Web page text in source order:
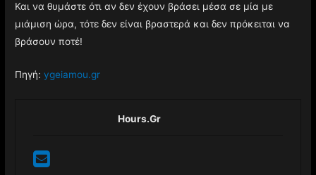
Και να θυμάστε ότι αν δεν έχουν βράσει μέσα σε μία με
μιάμιση ώρα, τότε δεν είναι βραστερά και δεν πρόκειται να
βράσουν ποτέ!
Πηγή:ygeiamou.gr
Hours.gr